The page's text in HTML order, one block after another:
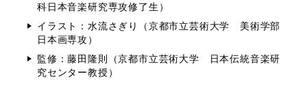
科日本音楽研究専攻修了生）
イラスト：水流さぎり（京都市立芸術大学 美術学部
日本画専攻）
監修：藤田隆則（京都市立芸術大学 日本伝統音楽研
究センター教授）